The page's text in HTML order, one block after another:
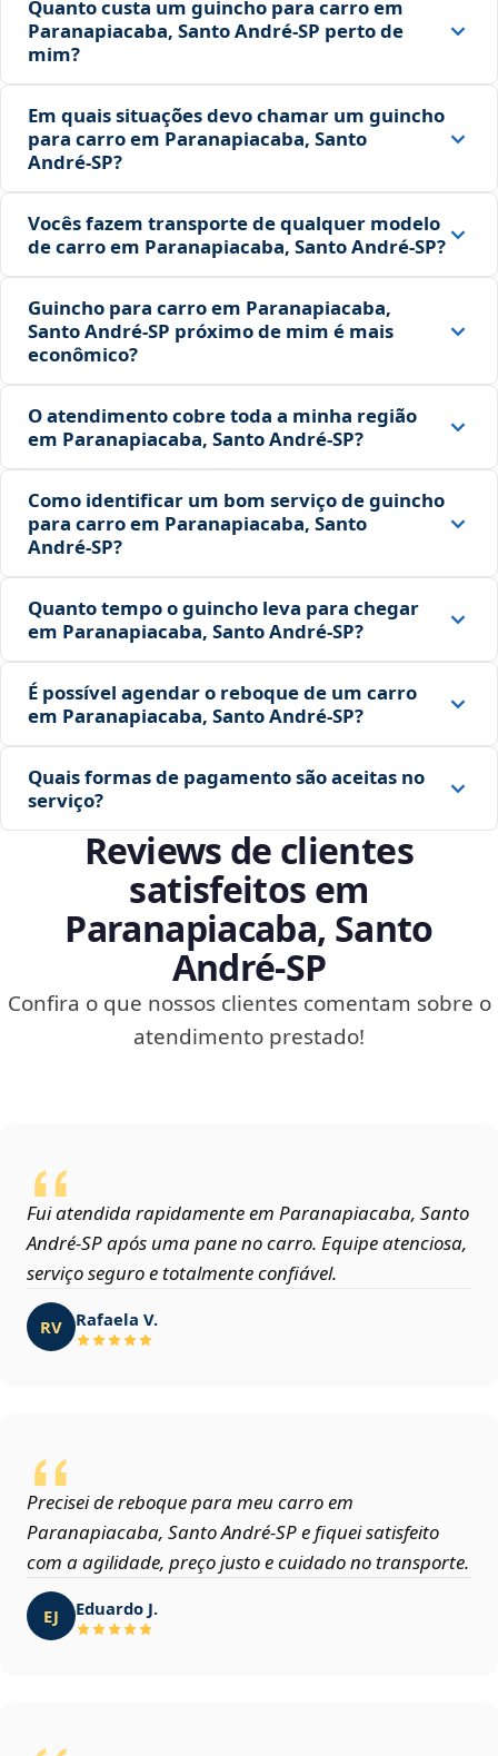
Quanto custa um guincho para carro em
Paranapiacaba, Santo André‑SP perto de
mim?
Em quais situações devo chamar um guincho
para carro em Paranapiacaba, Santo
André‑SP?
Vocês fazem transporte de qualquer modelo
de carro em Paranapiacaba, Santo André‑SP?
Guincho para carro em Paranapiacaba,
Santo André‑SP próximo de mim é mais
econômico?
O atendimento cobre toda a minha região
em Paranapiacaba, Santo André‑SP?
Como identificar um bom serviço de guincho
para carro em Paranapiacaba, Santo
André‑SP?
Quanto tempo o guincho leva para chegar
em Paranapiacaba, Santo André‑SP?
É possível agendar o reboque de um carro
em Paranapiacaba, Santo André‑SP?
Quais formas de pagamento são aceitas no
serviço?
Reviews de clientes
satisfeitos em
Paranapiacaba, Santo
André‑SP
Confira o que nossos clientes comentam sobre o
atendimento prestado!
Fui atendida rapidamente em Paranapiacaba, Santo
André‑SP após uma pane no carro. Equipe atenciosa,
serviço seguro e totalmente confiável.
RV Rafaela V.
Precisei de reboque para meu carro em
Paranapiacaba, Santo André‑SP e fiquei satisfeito
com a agilidade, preço justo e cuidado no transporte.
EJ Eduardo J.